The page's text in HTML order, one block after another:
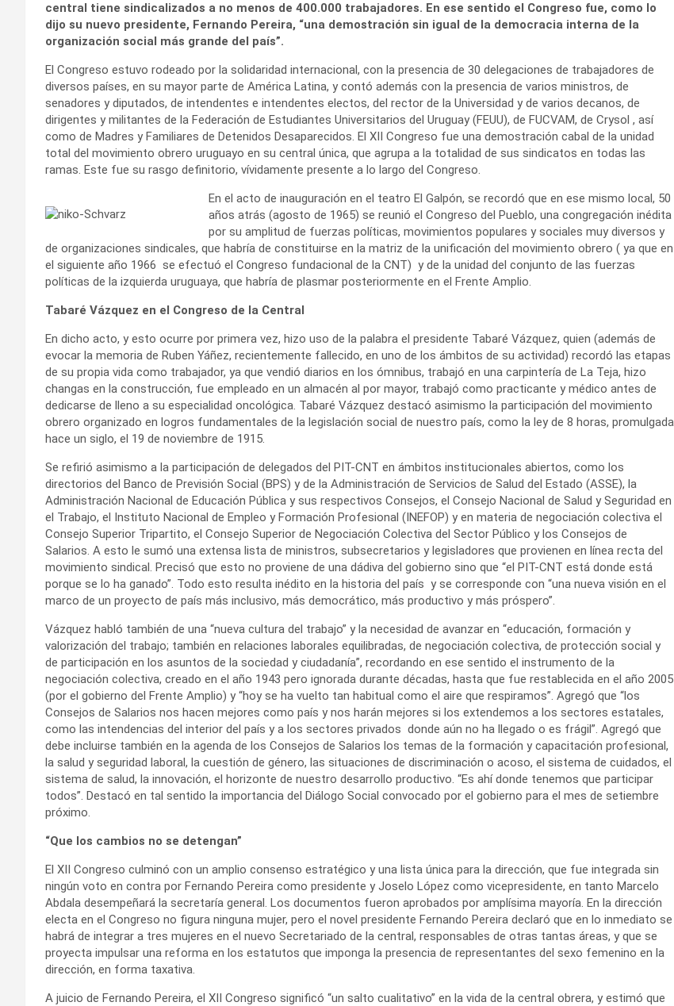
central tiene sindicalizados a no menos de 400.000 trabajadores. En ese sentido el Congreso fue, como lo
dijo su nuevo presidente, Fernando Pereira, “una demostración sin igual de la democracia interna de la
organización social más grande del país”.
El Congreso estuvo rodeado por la solidaridad internacional, con la presencia de 30 delegaciones de trabajadores de
diversos países, en su mayor parte de América Latina, y contó además con la presencia de varios ministros, de
senadores y diputados, de intendentes e intendentes electos, del rector de la Universidad y de varios decanos, de
dirigentes y militantes de la Federación de Estudiantes Universitarios del Uruguay (FEUU), de FUCVAM, de Crysol , así
como de Madres y Familiares de Detenidos Desaparecidos. El XII Congreso fue una demostración cabal de la unidad
total del movimiento obrero uruguayo en su central única, que agrupa a la totalidad de sus sindicatos en todas las
ramas. Este fue su rasgo definitorio, vívidamente presente a lo largo del Congreso.
En el acto de inauguración en el teatro El Galpón, se recordó que en ese mismo local, 50
años atrás (agosto de 1965) se reunió el Congreso del Pueblo, una congregación inédita
por su amplitud de fuerzas políticas, movimientos populares y sociales muy diversos y
de organizaciones sindicales, que habría de constituirse en la matriz de la unificación del movimiento obrero ( ya que en
el siguiente año 1966 se efectuó el Congreso fundacional de la CNT) y de la unidad del conjunto de las fuerzas
políticas de la izquierda uruguaya, que habría de plasmar posteriormente en el Frente Amplio.
Tabaré Vázquez en el Congreso de la Central
En dicho acto, y esto ocurre por primera vez, hizo uso de la palabra el presidente Tabaré Vázquez, quien (además de
evocar la memoria de Ruben Yáñez, recientemente fallecido, en uno de los ámbitos de su actividad) recordó las etapas
de su propia vida como trabajador, ya que vendió diarios en los ómnibus, trabajó en una carpintería de La Teja, hizo
changas en la construcción, fue empleado en un almacén al por mayor, trabajó como practicante y médico antes de
dedicarse de lleno a su especialidad oncológica. Tabaré Vázquez destacó asimismo la participación del movimiento
obrero organizado en logros fundamentales de la legislación social de nuestro país, como la ley de 8 horas, promulgada
hace un siglo, el 19 de noviembre de 1915.
Se refirió asimismo a la participación de delegados del PIT-CNT en ámbitos institucionales abiertos, como los
directorios del Banco de Previsión Social (BPS) y de la Administración de Servicios de Salud del Estado (ASSE), la
Administración Nacional de Educación Pública y sus respectivos Consejos, el Consejo Nacional de Salud y Seguridad en
el Trabajo, el Instituto Nacional de Empleo y Formación Profesional (INEFOP) y en materia de negociación colectiva el
Consejo Superior Tripartito, el Consejo Superior de Negociación Colectiva del Sector Público y los Consejos de
Salarios. A esto le sumó una extensa lista de ministros, subsecretarios y legisladores que provienen en línea recta del
movimiento sindical. Precisó que esto no proviene de una dádiva del gobierno sino que “el PIT-CNT está donde está
porque se lo ha ganado”. Todo esto resulta inédito en la historia del país y se corresponde con “una nueva visión en el
marco de un proyecto de país más inclusivo, más democrático, más productivo y más próspero”.
Vázquez habló también de una “nueva cultura del trabajo” y la necesidad de avanzar en “educación, formación y
valorización del trabajo; también en relaciones laborales equilibradas, de negociación colectiva, de protección social y
de participación en los asuntos de la sociedad y ciudadanía”, recordando en ese sentido el instrumento de la
negociación colectiva, creado en el año 1943 pero ignorada durante décadas, hasta que fue restablecida en el año 2005
(por el gobierno del Frente Amplio) y “hoy se ha vuelto tan habitual como el aire que respiramos”. Agregó que “los
Consejos de Salarios nos hacen mejores como país y nos harán mejores si los extendemos a los sectores estatales,
como las intendencias del interior del país y a los sectores privados donde aún no ha llegado o es frágil”. Agregó que
debe incluirse también en la agenda de los Consejos de Salarios los temas de la formación y capacitación profesional,
la salud y seguridad laboral, la cuestión de género, las situaciones de discriminación o acoso, el sistema de cuidados, el
sistema de salud, la innovación, el horizonte de nuestro desarrollo productivo. “Es ahí donde tenemos que participar
todos”. Destacó en tal sentido la importancia del Diálogo Social convocado por el gobierno para el mes de setiembre
próximo.
“Que los cambios no se detengan”
El XII Congreso culminó con un amplio consenso estratégico y una lista única para la dirección, que fue integrada sin
ningún voto en contra por Fernando Pereira como presidente y Joselo López como vicepresidente, en tanto Marcelo
Abdala desempeñará la secretaría general. Los documentos fueron aprobados por amplísima mayoría. En la dirección
electa en el Congreso no figura ninguna mujer, pero el novel presidente Fernando Pereira declaró que en lo inmediato se
habrá de integrar a tres mujeres en el nuevo Secretariado de la central, responsables de otras tantas áreas, y que se
proyecta impulsar una reforma en los estatutos que imponga la presencia de representantes del sexo femenino en la
dirección, en forma taxativa.
A juicio de Fernando Pereira, el XII Congreso significó “un salto cualitativo” en la vida de la central obrera, y estimó que